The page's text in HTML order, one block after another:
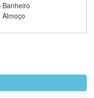
Banheiro
Almoço